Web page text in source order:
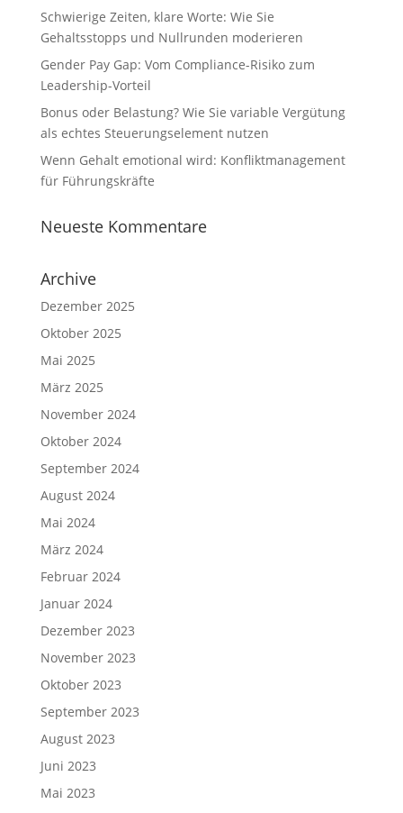
Schwierige Zeiten, klare Worte: Wie Sie
Gehaltsstopps und Nullrunden moderieren
Gender Pay Gap: Vom Compliance-Risiko zum
Leadership-Vorteil
Bonus oder Belastung? Wie Sie variable Vergütung
als echtes Steuerungselement nutzen
Wenn Gehalt emotional wird: Konfliktmanagement
für Führungskräfte
Neueste Kommentare
Archive
Dezember 2025
Oktober 2025
Mai 2025
März 2025
November 2024
Oktober 2024
September 2024
August 2024
Mai 2024
März 2024
Februar 2024
Januar 2024
Dezember 2023
November 2023
Oktober 2023
September 2023
August 2023
Juni 2023
Mai 2023